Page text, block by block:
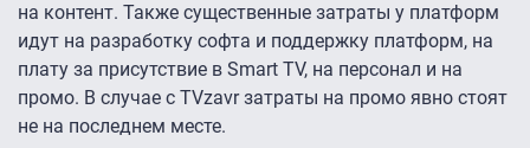
на контент. Также существенные затраты у платформ
идут на разработку софта и поддержку платформ, на
плату за присутствие в Smart TV, на персонал и на
промо. В случае с TVzavr затраты на промо явно стоят
не на последнем месте.